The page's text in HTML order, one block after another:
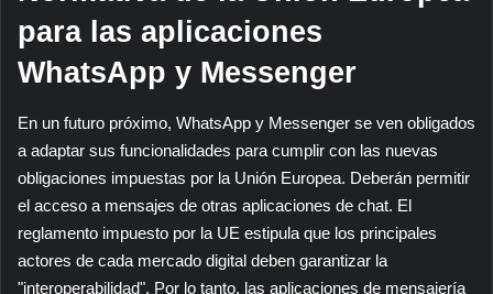
para las aplicaciones
WhatsApp y Messenger
En un futuro próximo, WhatsApp y Messenger se ven obligados
a adaptar sus funcionalidades para cumplir con las nuevas
obligaciones impuestas por la Unión Europea. Deberán permitir
el acceso a mensajes de otras aplicaciones de chat. El
reglamento impuesto por la UE estipula que los principales
actores de cada mercado digital deben garantizar la
"interoperabilidad". Por lo tanto, las aplicaciones de mensajería